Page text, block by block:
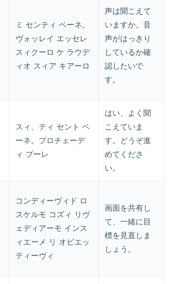
ミ センティ ベーネ。
ヴォッレイ エッセレ
スィクーロ ケ ラウデ
ィオ スィア キアーロ
声は聞こえて
いますか。音
声がはっきり
しているか確
認したいで
す。
スィ、ティ セント ベ
ーネ。プロチェーデ
ィ プーレ
はい、よく聞
こえていま
す。どうぞ進
めてくださ
い。
コンディーヴィド ロ
スケルモ コズィ リヴ
ェディアーモ インス
ィエーメ リ オビエッ
ティーヴィ
画面を共有し
て、一緒に目
標を見直しま
しょう。